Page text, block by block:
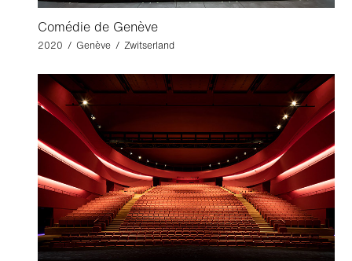
Comédie de Genève
2020 / Genève / Zwitserland